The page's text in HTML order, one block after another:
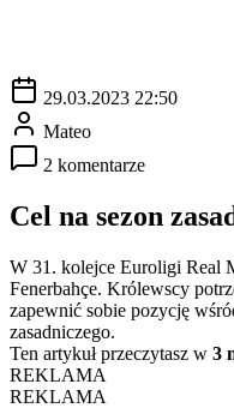
29.03.2023 22:50
Mateo
2 komentarze
Cel na sezon
W 31. kolejce Euroligi Real
Fenerbahçe. Królewscy
zapewnić sobie pozycję
zasadniczego.
Ten artykuł przeczytasz w 3
REKLAMA
REKLAMA